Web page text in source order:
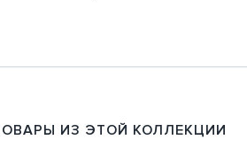
ИЗ ЭТОЙ КОЛЛЕКЦИИ